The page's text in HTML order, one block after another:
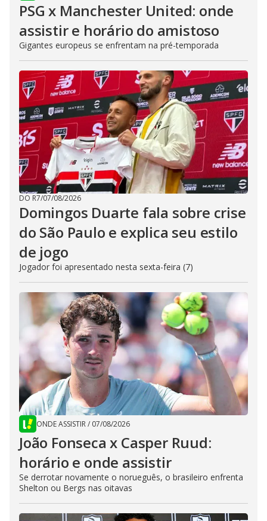
PSG x Manchester United: onde
assistir e horário do amistoso
Gigantes europeus se enfrentam na pré-temporada
DO R7/07/08/2026
Domingos Duarte fala sobre crise
do São Paulo e explica seu estilo
de jogo
Jogador foi apresentado nesta sexta-feira (7)
ONDE ASSISTIR/ 07/08/2026
João Fonseca x Casper Ruud:
horário e onde assistir
Se derrotar novamente o norueguês, o brasileiro enfrenta
Shelton ou Bergs nas oitavas